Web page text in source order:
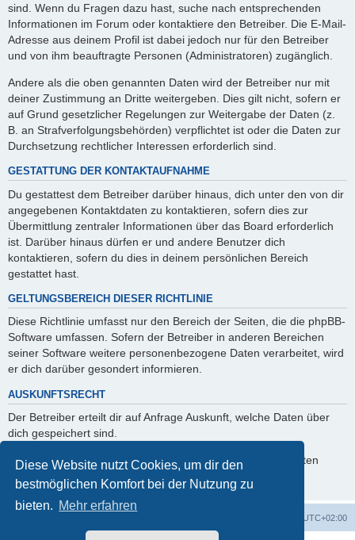
Diese Website nutzt Cookies, um dir den
bestmöglichen Komfort bei der Nutzung zu
bieten. Mehr erfahren
sind. Wenn du Fragen dazu hast, suche nach entsprechenden
Informationen im Forum oder kontaktiere den Betreiber. Die E-Mail-
Adresse aus deinem Profil ist dabei jedoch nur für den Betreiber
und von ihm beauftragte Personen (Administratoren) zugänglich.
Andere als die oben genannten Daten wird der Betreiber nur mit
deiner Zustimmung an Dritte weitergeben. Dies gilt nicht, sofern er
auf Grund gesetzlicher Regelungen zur Weitergabe der Daten (z.
B. an Strafverfolgungsbehörden) verpflichtet ist oder die Daten zur
Durchsetzung rechtlicher Interessen erforderlich sind.
GESTATTUNG DER KONTAKTAUFNAHME
Du gestattest dem Betreiber darüber hinaus, dich unter den von dir
angegebenen Kontaktdaten zu kontaktieren, sofern dies zur
Übermittlung zentraler Informationen über das Board erforderlich
ist. Darüber hinaus dürfen er und andere Benutzer dich
kontaktieren, sofern du dies in deinem persönlichen Bereich
gestattet hast.
GELTUNGSBEREICH DIESER RICHTLINIE
Diese Richtlinie umfasst nur den Bereich der Seiten, die die phpBB-
Software umfassen. Sofern der Betreiber in anderen Bereichen
seiner Software weitere personenbezogene Daten verarbeitet, wird
er dich darüber gesondert informieren.
AUSKUNFTSRECHT
Der Betreiber erteilt dir auf Anfrage Auskunft, welche Daten über
dich gespeichert sind.
Du kannst jederzeit die Löschung bzw. Sperrung deiner Daten
verlangen. Kontaktiere hierzu bitte den Betreiber.
UTC+02:00